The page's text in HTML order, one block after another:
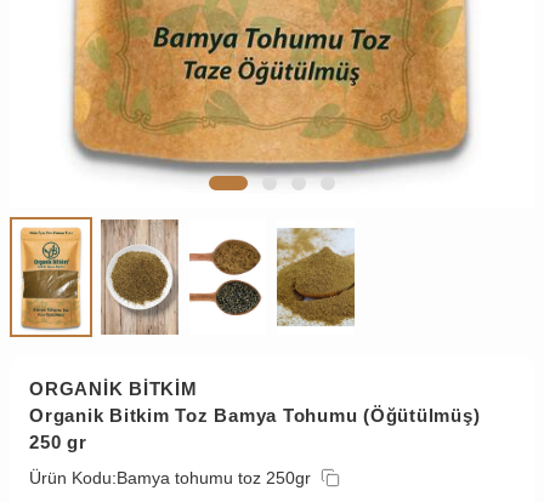
ORGANİK BİTKİM
Organik Bitkim Toz Bamya Tohumu (Öğütülmüş)
250 gr
Ürün Kodu:Bamya tohumu toz 250gr